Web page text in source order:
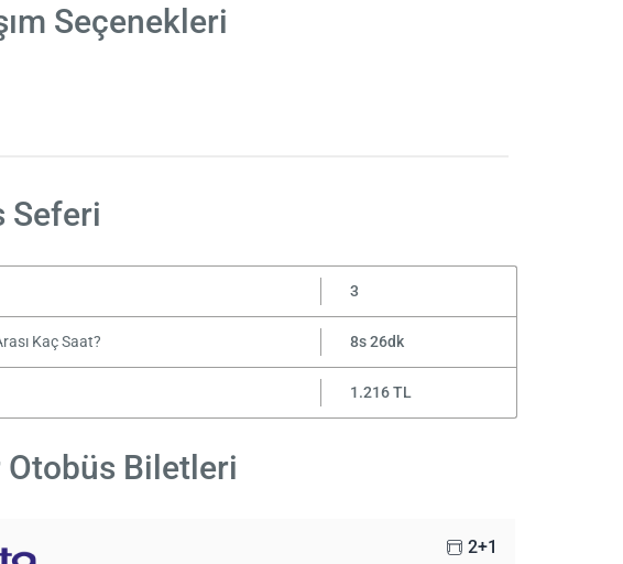
Seçenekleri
Seferi
3
Kaç Saat? 8s 26dk
1.216 TL
Otobüs Biletleri
2+1